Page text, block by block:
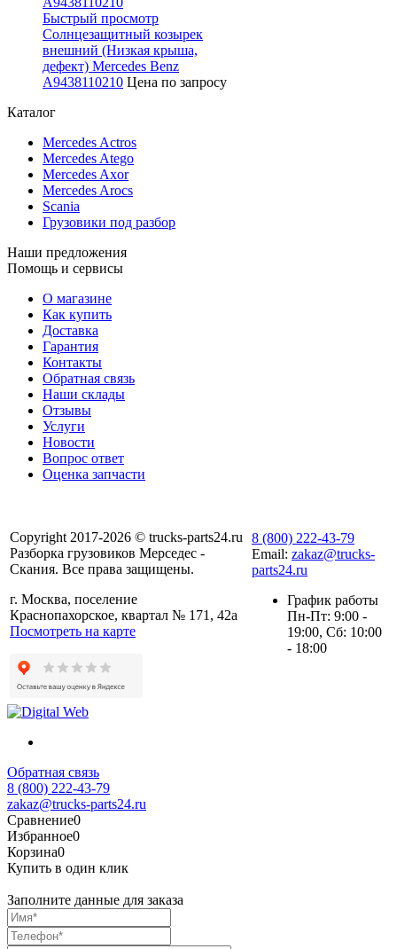
Быстрый просмотр
Солнцезащитный козырек
внешний (Низкая крыша,
дефект) Mercedes Benz
A9438110210 Цена по запросу
Каталог
Mercedes Actros
Mercedes Atego
Mercedes Axor
Mercedes Arocs
Scania
Грузовики под разбор
Наши предложения
Помощь и сервисы
О магазине
Как купить
Доставка
Гарантия
Контакты
Обратная связь
Наши склады
Отзывы
Услуги
Новости
Вопрос ответ
Оценка запчасти
Copyright 2017-2026 © trucks-parts24.ru
Разборка грузовиков Мерседес -
Скания. Все права защищены.
г. Москва, поселение
Краснопахорское, квартал № 171, 42а
Посмотреть на карте
8 (800) 222-43-79
Email: zakaz@trucks-
parts24.ru
График работы
Пн-Пт: 9:00 -
19:00, Сб: 10:00
- 18:00
Обратная связь
8 (800) 222-43-79
zakaz@trucks-parts24.ru
Сравнение0
Избранное0
Корзина0
Купить в один клик
Заполните данные для заказа